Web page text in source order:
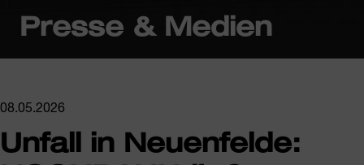
Presse & Medien
08.05.2026
Unfall in Neuenfelde: